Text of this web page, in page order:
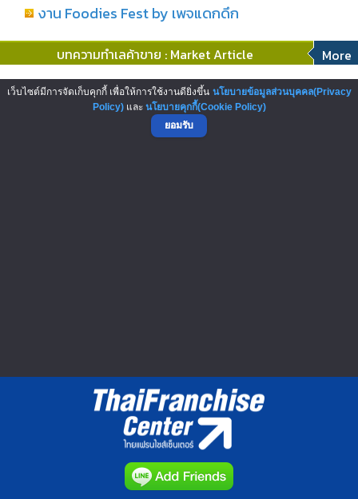
งาน Foodies Fest by เพจแดกดึก
บทความทำเลค้าขาย : Market Article More
โอกาสสู่การเป็นผู้ประกอบการสถานี
บริการน้ำมันเชลล์ บริษัทพลังงานระดับ
โลก...
เว็บไซต์มีการจัดเก็บคุกกี้ เพื่อให้การใช้งานดียิ่งขึ้น นโยบายข้อมูลส่วนบุคคล(Privacy
Policy)และ นโยบายคุกกี้(Cookie Policy)
ยอมรับ